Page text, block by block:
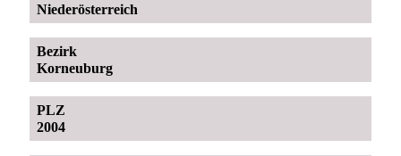
Niederösterreich
Bezirk
Korneuburg
PLZ
2004